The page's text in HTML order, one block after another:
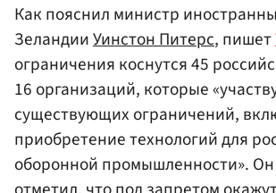
Как пояснил министр
ЗеландииУинстон Питерс, пишет
ограничения коснутся 45
16 организаций, которые
существующих ограничений,
приобретение технологий для
оборонной промышленности».